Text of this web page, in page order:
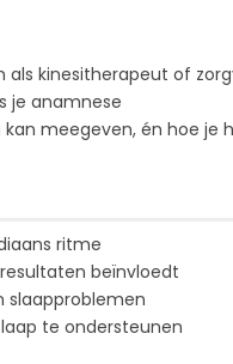
kinesitherapeut of
je anamnese
meegeven, én hoe je
ritme
beïnvloedt
slaapproblemen
te ondersteunen